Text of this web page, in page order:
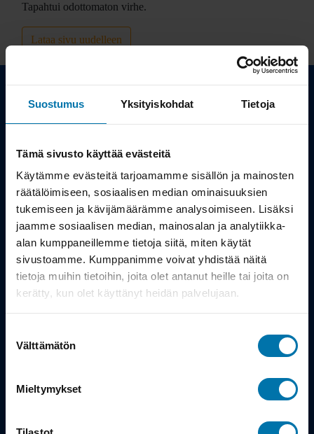
Suostumus Yksityiskohdat Tietoja
Tämä sivusto käyttää evästeitä
Käytämme evästeitä tarjoamamme sisällön ja mainosten
räätälöimiseen, sosiaalisen median ominaisuuksien
tukemiseen ja kävijämäärämme analysoimiseen. Lisäksi
jaamme sosiaalisen median, mainosalan ja analytiikka-
alan kumppaneillemme tietoja siitä, miten käytät
sivustoamme. Kumppanimme voivat yhdistää näitä
tietoja muihin tietoihin, joita olet antanut heille tai joita on
kerätty, kun olet käyttänyt heidän palvelujaan.
valinta
Välttämätön
Mieltymykset
Tapahtui odottomaton virhe.
Lataa sivu uudelleen
Tuotteet
Työsuhdepyörä
Info
Takuu ja palautukset